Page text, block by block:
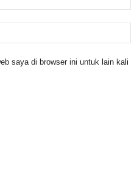
saya di browser ini untuk lain kali